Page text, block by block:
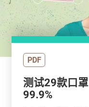
PDF
测试29款口罩 3款过滤细菌效率高於
99.9%